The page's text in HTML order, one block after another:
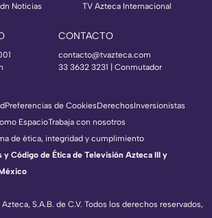
Noticias
TV Azteca Internacional
CONTACTO
contacto@tvazteca.com
33 3632 3231 | Conmutador
S.A.B. de C.V. Todos los derechos reservados,
Preferencias de CookiesDerechosInversionistas
EspacioTrabaja con nosotros
de ética, integridad y cumplimiento
Código de Ética de Televisión Azteca III y